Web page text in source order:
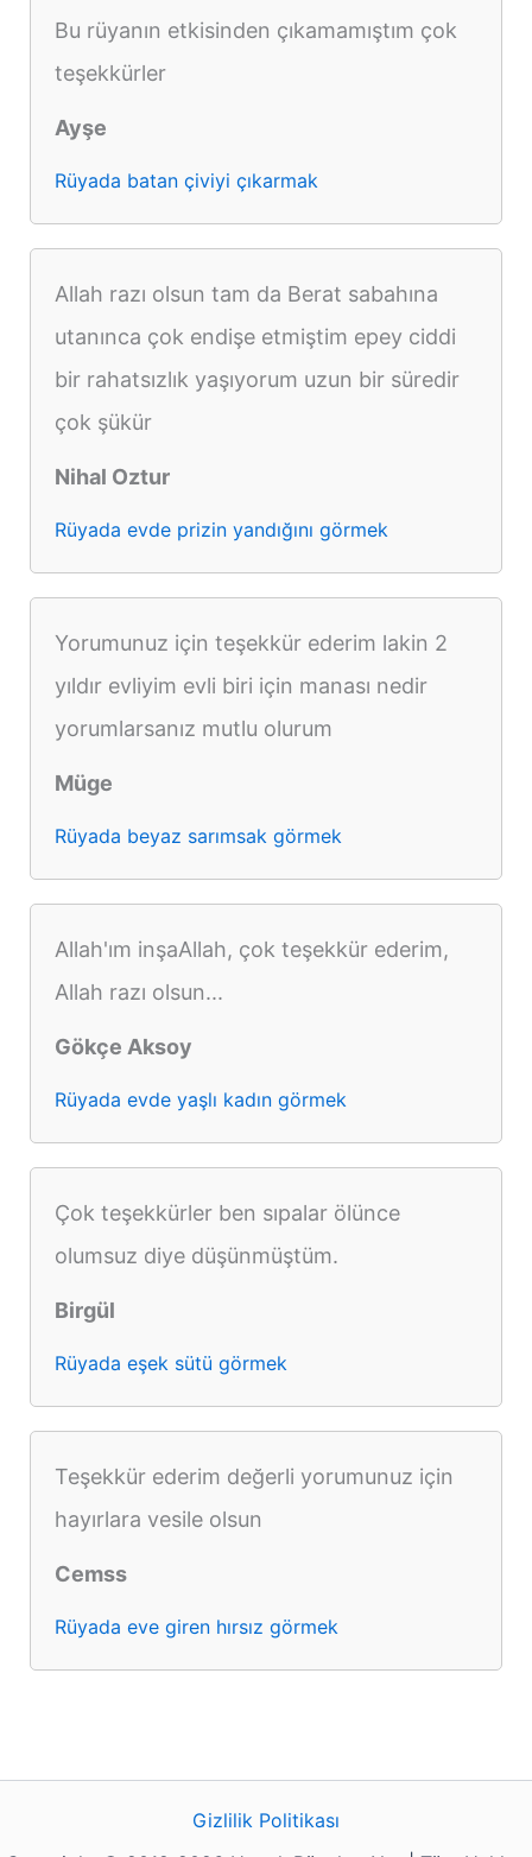
Bu rüyanın etkisinden çıkamamıştım çok
teşekkürler
Ayşe
Rüyada batan çiviyi çıkarmak
Allah razı olsun tam da Berat sabahına
utanınca çok endişe etmiştim epey ciddi
bir rahatsızlık yaşıyorum uzun bir süredir
çok şükür
Nihal Oztur
Rüyada evde prizin yandığını görmek
Yorumunuz için teşekkür ederim lakin 2
yıldır evliyim evli biri için manası nedir
yorumlarsanız mutlu olurum
Müge
Rüyada beyaz sarımsak görmek
Allah'ım inşaAllah, çok teşekkür ederim,
Allah razı olsun...
Gökçe Aksoy
Rüyada evde yaşlı kadın görmek
Çok teşekkürler ben sıpalar ölünce
olumsuz diye düşünmüştüm.
Birgül
Rüyada eşek sütü görmek
Teşekkür ederim değerli yorumunuz için
hayırlara vesile olsun
Cemss
Rüyada eve giren hırsız görmek
Gizlilik Politikası